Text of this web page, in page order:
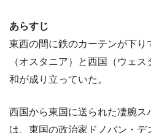
あらすじ
東西の間に鉄のカーテンが下り
（オスタニア）と西国（ウェ
和が成り立っていた。
西国から東国に送られた凄腕ス
は、東国の政治家ドノバン・デ